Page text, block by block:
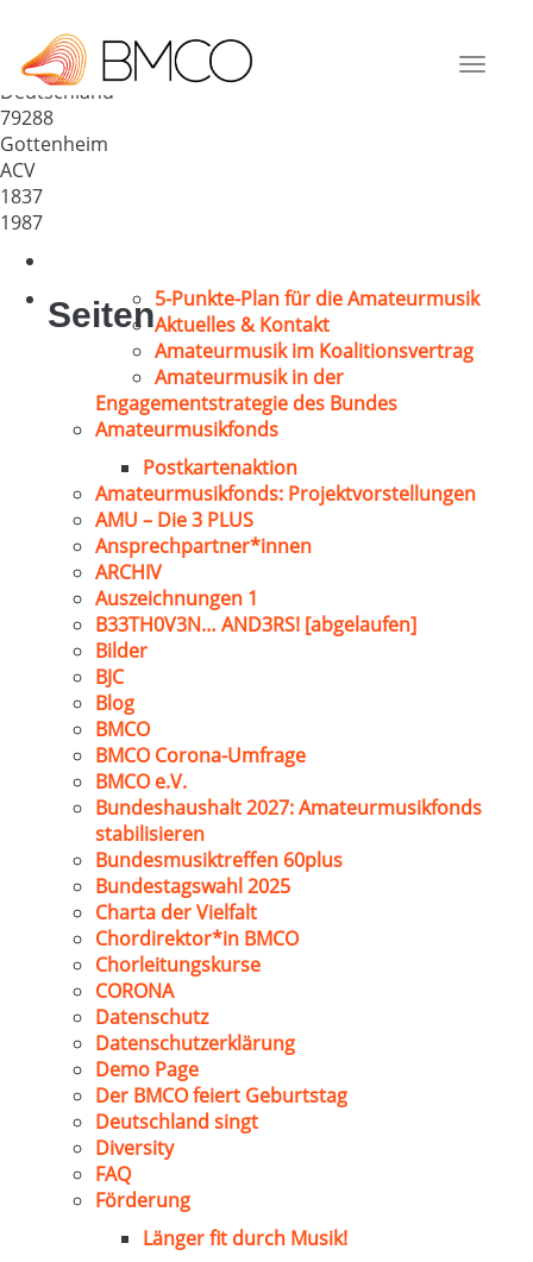
Toggle
Stephan
Deutschland
79288
Gottenheim
ACV
1837
1987
Seiten5-Punkte-Plan für die Amateurmusik
Aktuelles & Kontakt
Amateurmusik im Koalitionsvertrag
Amateurmusik in der
Engagementstrategie des Bundes
Amateurmusikfonds
Postkartenaktion
Amateurmusikfonds: Projektvorstellungen
AMU – Die 3 PLUS
Ansprechpartner*innen
ARCHIV
Auszeichnungen 1
B33TH0V3N… AND3RS! [abgelaufen]
Bilder
BJC
Blog
BMCO
BMCO Corona-Umfrage
BMCO e.V.
Bundeshaushalt 2027: Amateurmusikfonds
stabilisieren
Bundesmusiktreffen 60plus
Bundestagswahl 2025
Charta der Vielfalt
Chordirektor*in BMCO
Chorleitungskurse
CORONA
Datenschutz
Datenschutzerklärung
Demo Page
Der BMCO feiert Geburtstag
Deutschland singt
Diversity
FAQ
Förderung
Länger fit durch Musik!